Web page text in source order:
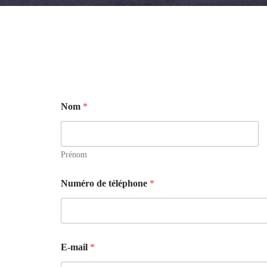
Nom *
Prénom
Numéro de téléphone *
e
t
E-mail *